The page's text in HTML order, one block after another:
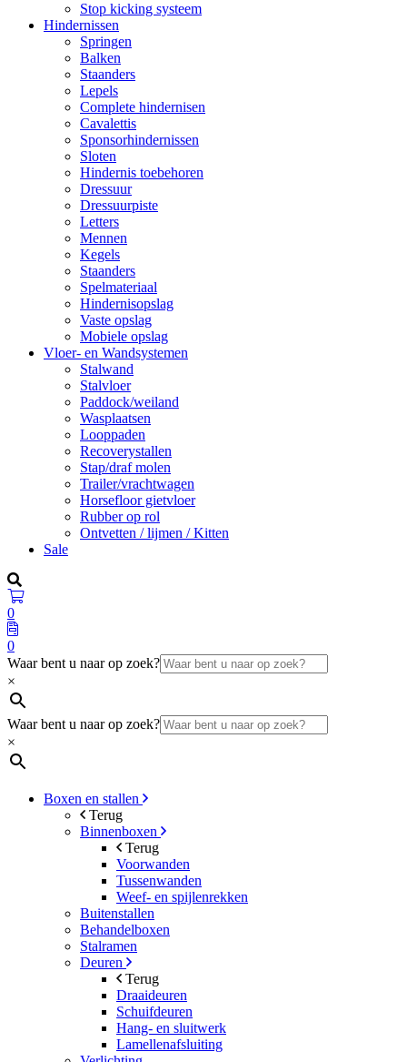
Stop kicking systeem
Hindernissen
Springen
Balken
Staanders
Lepels
Complete hindernisen
Cavalettis
Sponsorhindernissen
Sloten
Hindernis toebehoren
Dressuur
Dressuurpiste
Letters
Mennen
Kegels
Staanders
Spelmateriaal
Hindernisopslag
Vaste opslag
Mobiele opslag
Vloer- en Wandsystemen
Stalwand
Stalvloer
Paddock/weiland
Wasplaatsen
Looppaden
Recoverystallen
Stap/draf molen
Trailer/vrachtwagen
Horsefloor gietvloer
Rubber op rol
Ontvetten / lijmen / Kitten
Sale
0
0
Waar bent u naar op zoek?
×
Waar bent u naar op zoek?
×
Boxen en stallen
Terug
Binnenboxen
Terug
Voorwanden
Tussenwanden
Weef- en spijlenrekken
Buitenstallen
Behandelboxen
Stalramen
Deuren
Terug
Draaideuren
Schuifdeuren
Hang- en sluitwerk
Lamellenafsluiting